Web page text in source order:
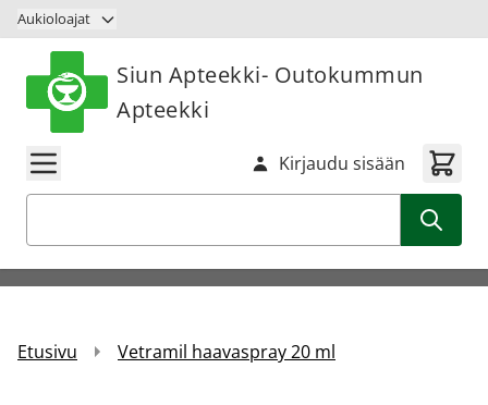
Siirry sisältöön
Aukioloajat
Siun Apteekki- Outokummun
Apteekki
Kirjaudu sisään
Etusivu Vetramil haavaspray 20 ml